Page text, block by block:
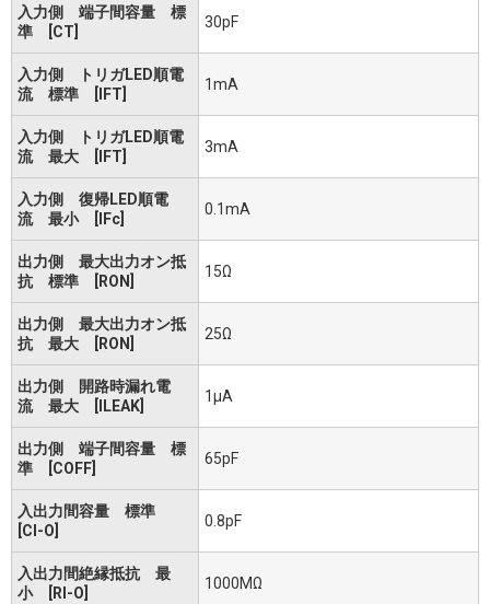
入力側 端子間容量 標
準 [CT]
30pF
入力側 トリガLED順電
流 標準 [IFT]
1mA
入力側 トリガLED順電
流 最大 [IFT]
3mA
入力側 復帰LED順電
流 最小 [IFc]
0.1mA
出力側 最大出力オン抵
抗 標準 [RON]
15Ω
出力側 最大出力オン抵
抗 最大 [RON]
25Ω
出力側 開路時漏れ電
流 最大 [ILEAK]
1μA
出力側 端子間容量 標
準 [COFF]
65pF
入出力間容量 標準
[CI-O]
0.8pF
入出力間絶縁抵抗 最
小 [RI-O]
1000MΩ